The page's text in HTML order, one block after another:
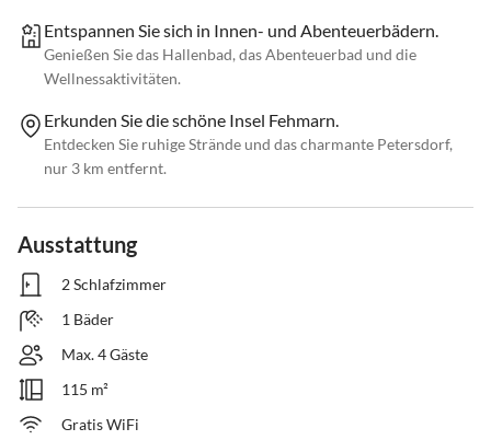
Entspannen Sie sich in Innen- und Abenteuerbädern.
Genießen Sie das Hallenbad, das Abenteuerbad und die
Wellnessaktivitäten.
Erkunden Sie die schöne Insel Fehmarn.
Entdecken Sie ruhige Strände und das charmante Petersdorf,
nur 3 km entfernt.
Ausstattung
2 Schlafzimmer
1 Bäder
Max. 4 Gäste
115 m²
Gratis WiFi